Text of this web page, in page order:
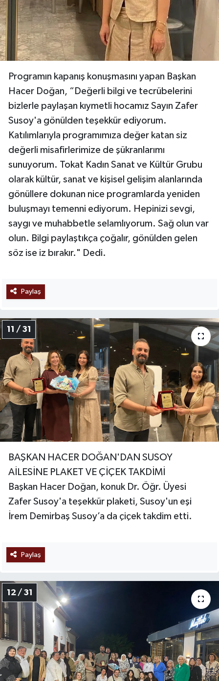
Programın kapanış konuşmasını yapan Başkan
Hacer Doğan, “Değerli bilgi ve tecrübelerini
bizlerle paylaşan kıymetli hocamız Sayın Zafer
Susoy'a gönülden teşekkür ediyorum.
Katılımlarıyla programımıza değer katan siz
değerli misafirlerimize de şükranlarımı
sunuyorum. Tokat Kadın Sanat ve Kültür Grubu
olarak kültür, sanat ve kişisel gelişim alanlarında
gönüllere dokunan nice programlarda yeniden
buluşmayı temenni ediyorum. Hepinizi sevgi,
saygı ve muhabbetle selamlıyorum. Sağ olun var
olun. Bilgi paylaştıkça çoğalır, gönülden gelen
söz ise iz bırakır." Dedi.
Paylaş
11 / 31
BAŞKAN HACER DOĞAN'DAN SUSOY
AİLESİNE PLAKET VE ÇİÇEK TAKDİMİ
Başkan Hacer Doğan, konuk Dr. Öğr. Üyesi
Zafer Susoy'a teşekkür plaketi, Susoy'un eşi
İrem Demirbaş Susoy’a da çiçek takdim etti.
Paylaş
12 / 31